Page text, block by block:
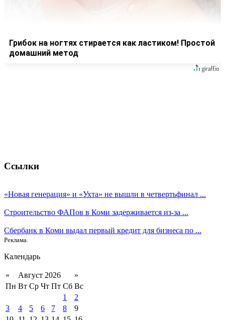
Грибок на ногтях стирается как ластиком! Простой
домашний метод
Ссылки
«Новая генерация» и «Ухта» не вышли в четвертьфинал ...
Строительство ФАПов в Коми задерживается из-за ...
Сбербанк в Коми выдал первый кредит для бизнеса по ...
Реклама.
Календарь
« Август 2026
»
Пн Вт Ср Чт Пт Сб Вс
1
2
3
4 5 6 7 8
9